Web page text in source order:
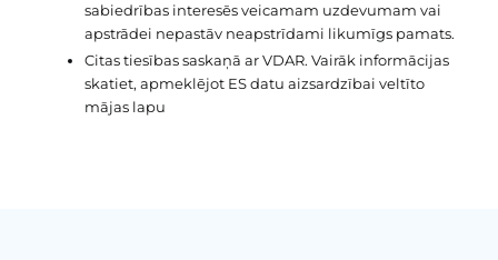
sabiedrības interesēs veicamam uzdevumam vai
apstrādei nepastāv neapstrīdami likumīgs pamats.
Citas tiesības saskaņā ar VDAR. Vairāk informācijas
skatiet, apmeklējot ES datu aizsardzībai veltīto
mājas lapu